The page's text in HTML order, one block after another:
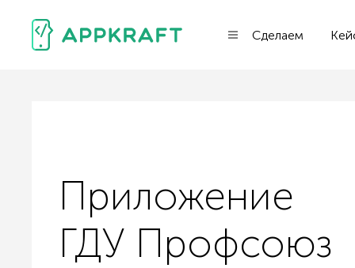
Сделаем
Приложение
ГДУ Профсоюз